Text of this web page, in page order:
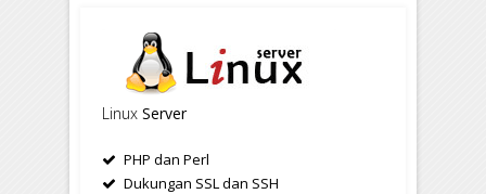
Linux Server
PHP dan Perl
Dukungan SSL dan SSH